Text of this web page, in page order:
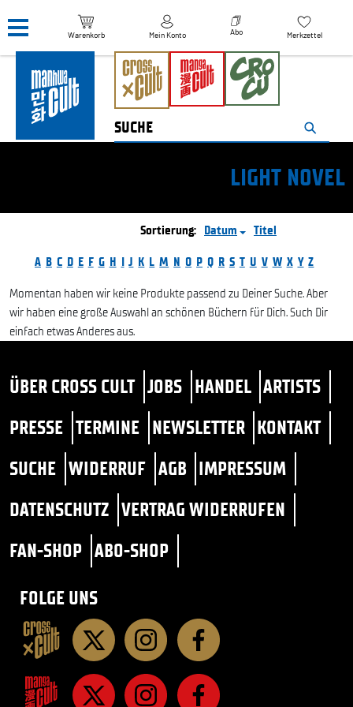
Warenkorb Mein Konto Abo Merkzettel
LIGHT NOVEL
Sortierung: Datum Titel
A B C D E F G H I J K L M N O P Q R S T U V W X Y Z
Momentan haben wir keine Produkte passend zu Deiner Suche. Aber
wir haben eine große Auswahl an schönen Büchern für Dich. Such Dir
einfach etwas Anderes aus.
ÜBER CROSS CULT JOBS HANDEL ARTISTS
PRESSE TERMINE NEWSLETTER KONTAKT
SUCHE WIDERRUF AGB IMPRESSUM
DATENSCHUTZ VERTRAG WIDERRUFEN
FAN-SHOP ABO-SHOP
FOLGE UNS